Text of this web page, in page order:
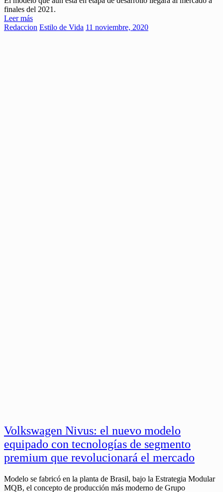
finales del 2021.
Leer más
Redaccion Estilo de Vida 11 noviembre, 2020
Volkswagen Nivus: el nuevo modelo
equipado con tecnologías de segmento
premium que revolucionará el mercado
Modelo se fabricó en la planta de Brasil, bajo la Estrategia Modular
MQB, el concepto de producción más moderno de Grupo